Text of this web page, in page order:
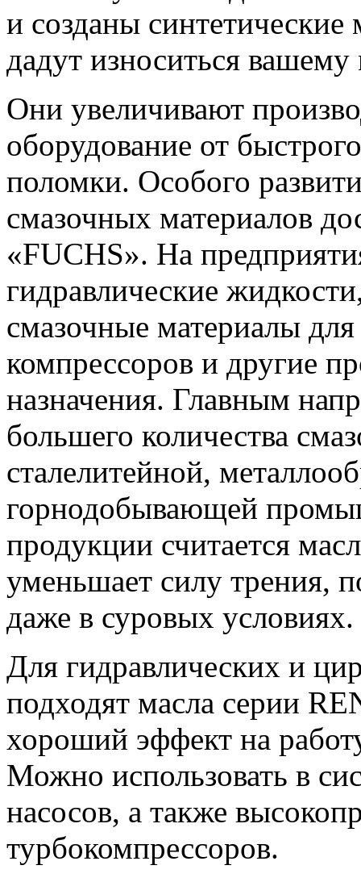
и созданы синтетические
дадут износиться вашему
Они увеличивают
оборудование от
поломки. Особого
смазочных материалов
«FUCHS». На
гидравлические
смазочные материалы
компрессоров и другие
назначения. Главным
большего количества
сталелитейной,
горнодобывающей
продукции считается
уменьшает силу трения,
даже в суровых условиях.
Для гидравлических и
подходят масла серии
хороший эффект на
Можно использовать в
насосов, а также
турбокомпрессоров.